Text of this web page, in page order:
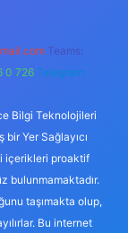
Teams:
0 726 Telegram:
Bilgi Teknolojileri
Yer Sağlayıcı
içerikleri proaktif
bulunmamaktadır.
taşımakta olup,
Bu internet